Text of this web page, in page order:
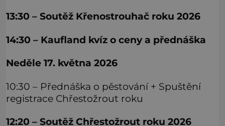
13:30 – Soutěž Křenostrouhač roku 2026
14:30 – Kaufland kvíz o ceny a přednáška
Neděle 17. května 2026
10:30 – Přednáška o pěstování + Spuštění
registrace Chřestožrout roku
12:20 – Soutěž Chřestožrout roku 2026